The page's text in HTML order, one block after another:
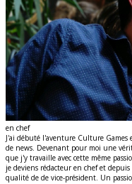
en chef
J'ai débuté l'aventure Culture
de news. Devenant pour moi une
que j'y travaille avec cette même
je deviens rédacteur en chef et
qualité de de vice-président. Un